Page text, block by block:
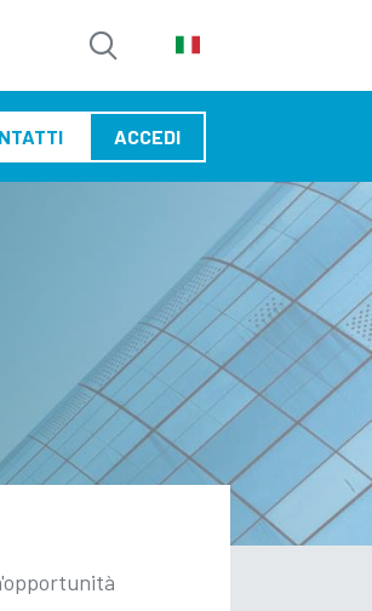
ACCEDI